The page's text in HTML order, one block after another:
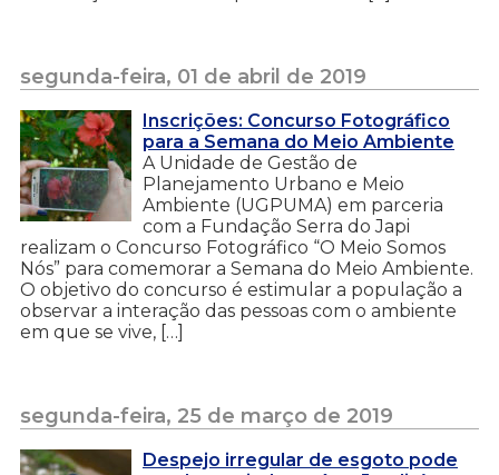
segunda-feira, 01 de abril de 2019
Inscrições: Concurso Fotográfico
para a Semana do Meio Ambiente
A Unidade de Gestão de
Planejamento Urbano e Meio
Ambiente (UGPUMA) em parceria
com a Fundação Serra do Japi
realizam o Concurso Fotográfico “O Meio Somos
Nós” para comemorar a Semana do Meio Ambiente.
O objetivo do concurso é estimular a população a
observar a interação das pessoas com o ambiente
em que se vive, […]
segunda-feira, 25 de março de 2019
Despejo irregular de esgoto pode